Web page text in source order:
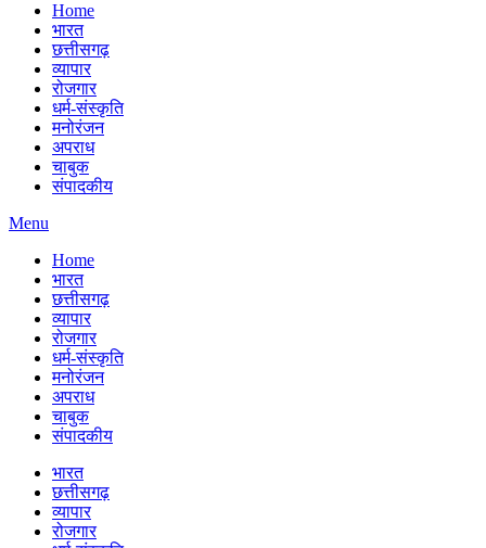
Home
भारत
छत्तीसगढ़
व्यापार
रोजगार
धर्म-संस्कृति
मनोरंजन
अपराध
चाबुक
संपादकीय
Menu
Home
भारत
छत्तीसगढ़
व्यापार
रोजगार
धर्म-संस्कृति
मनोरंजन
अपराध
चाबुक
संपादकीय
भारत
छत्तीसगढ़
व्यापार
रोजगार